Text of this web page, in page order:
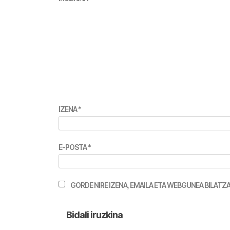
IZENA*
E-POSTA*
GORDE NIRE IZENA, EMAILA ETA WEBGUNEA